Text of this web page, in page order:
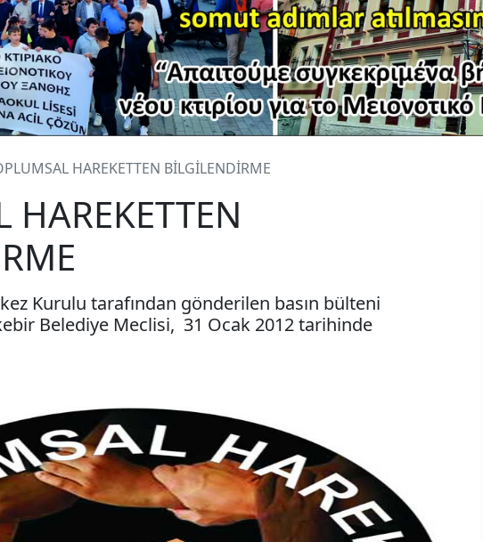
HAREKETTEN BİLGİLENDİRME
HAREKETTEN
Kurulu tarafından gönderilen basın bülteni
Belediye Meclisi, 31 Ocak 2012 tarihinde